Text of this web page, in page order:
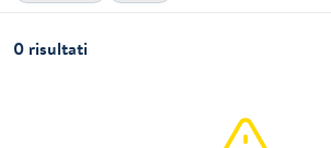
0 risultati